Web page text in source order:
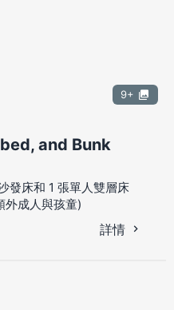
9+
and Bunk
發床和 1 張單人雙層床
外成人與孩童)
詳情